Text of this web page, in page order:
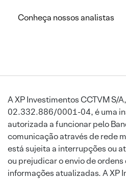
Conheça nossos analistas
A XP Investimentos CCTVM S/
02.332.886/0001-04, é uma
autorizada a funcionar pelo
comunicação através de rede
está sujeita a interrupções ou
ou prejudicar o envio de
informações atualizadas. A XP